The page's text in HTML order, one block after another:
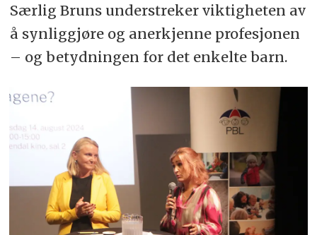
Særlig Bruns understreker viktigheten av
å synliggjøre og anerkjenne profesjonen
– og betydningen for det enkelte barn.